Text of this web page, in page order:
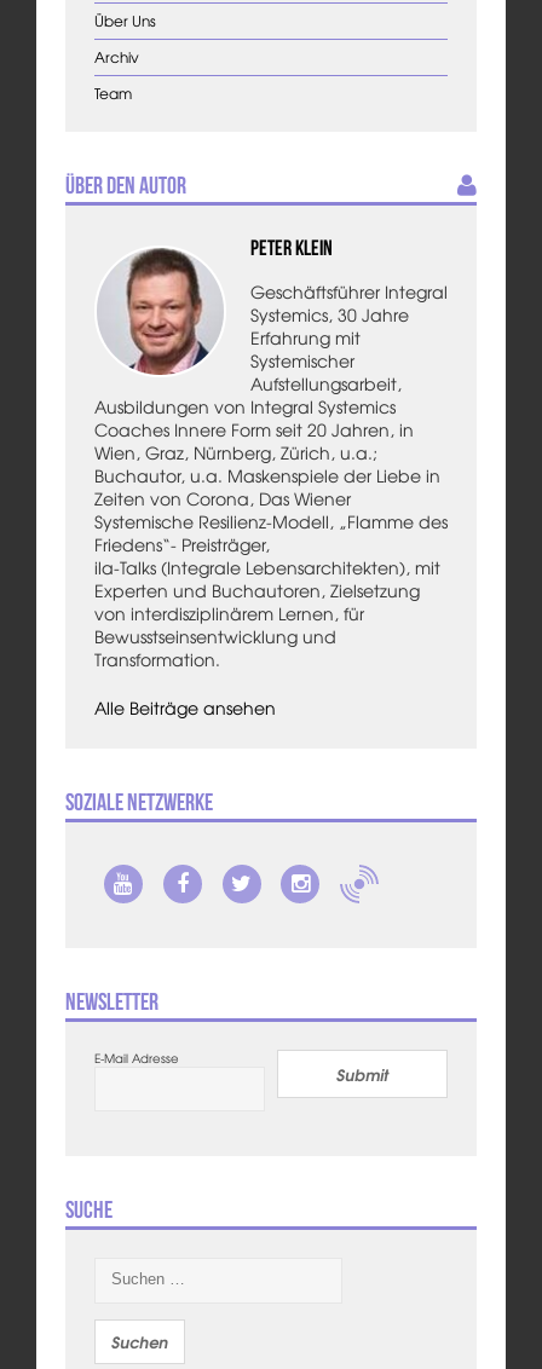
Über Uns
Archiv
Team
Über den Autor
Peter Klein
Geschäftsführer Integral
Systemics, 30 Jahre
Erfahrung mit
Systemischer
Aufstellungsarbeit,
Ausbildungen von Integral Systemics
Coaches Innere Form seit 20 Jahren, in
Wien, Graz, Nürnberg, Zürich, u.a.;
Buchautor, u.a. Maskenspiele der Liebe in
Zeiten von Corona, Das Wiener
Systemische Resilienz-Modell, „Flamme des
Friedens“- Preisträger,
ila-Talks (Integrale Lebensarchitekten), mit
Experten und Buchautoren, Zielsetzung
von interdisziplinärem Lernen, für
Bewusstseinsentwicklung und
Transformation.
Alle Beiträge ansehen
Soziale Netzwerke
Newsletter
E-Mail Adresse
Submit
Suche
nach: